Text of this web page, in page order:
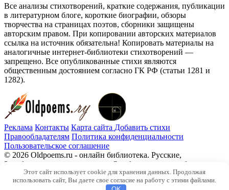
Все анализы стихотворений, краткие содержания, публикации
в литературном блоге, короткие биографии, обзоры
творчества на страницах поэтов, сборники защищены
авторским правом. При копировании авторских материалов
ссылка на источник обязательна! Копировать материалы на
аналогичные интернет-библиотеки стихотворений —
запрещено. Все опубликованные стихи являются
общественным достоянием согласно ГК РФ (статьи 1281 и
1282).
Реклама Контакты Карта сайта Добавить стихи
Правообладателям Политика конфиденциальности
Пользовательское соглашение
© 2026 Oldpoems.ru - онлайн библиотека. Русские,
Зарубежные авторы классики. Опубликованы и публикуем
текста современных авторов. Каждый может опубликовать у
нас свой стих.
Этот сайт использует cookie для хранения данных. Продолжая
использовать сайт, Вы даете свое согласие на работу с этими файлами.